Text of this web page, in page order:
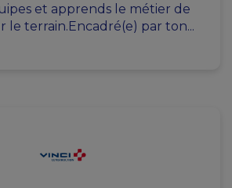
et apprends le métier de
le terrain.Encadré(e) par ton...